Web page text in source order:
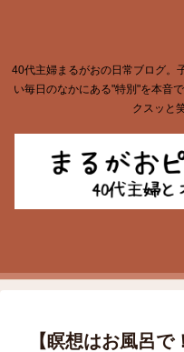
40代主婦まるがおの日常ブログ。
い毎日のなかにある"特別"を本音
クスッと
【瞑想はお風呂